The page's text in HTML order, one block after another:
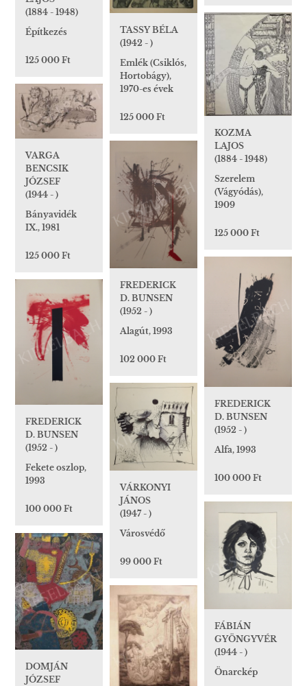
(1884 - 1948)
Építkezés
125 000 Ft
TASSY BÉLA
(1942 - )
Emlék (Csiklós,
Hortobágy),
1970-es évek
125 000 Ft
KOZMA
LAJOS
(1884 - 1948)
Szerelem
(Vágyódás),
1909
125 000 Ft
VARGA
BENCSIK
JÓZSEF
(1944 - )
Bányavidék
IX., 1981
125 000 Ft
FREDERICK
D. BUNSEN
(1952 - )
Alagút, 1993
102 000 Ft
FREDERICK
D. BUNSEN
(1952 - )
Alfa, 1993
100 000 Ft
FREDERICK
D. BUNSEN
(1952 - )
Fekete oszlop,
1993
100 000 Ft
VÁRKONYI
JÁNOS
(1947 - )
Városvédő
99 000 Ft
FÁBIÁN
GYÖNGYVÉR
(1944 - )
Önarckép
DOMJÁN
JÓZSEF